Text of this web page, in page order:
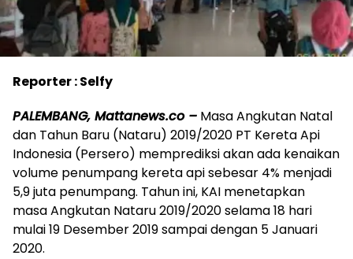
Reporter : Selfy
PALEMBANG, Mattanews.co – Masa Angkutan Natal
dan Tahun Baru (Nataru) 2019/2020 PT Kereta Api
Indonesia (Persero) memprediksi akan ada kenaikan
volume penumpang kereta api sebesar 4% menjadi
5,9 juta penumpang. Tahun ini, KAI menetapkan
masa Angkutan Nataru 2019/2020 selama 18 hari
mulai 19 Desember 2019 sampai dengan 5 Januari
2020.